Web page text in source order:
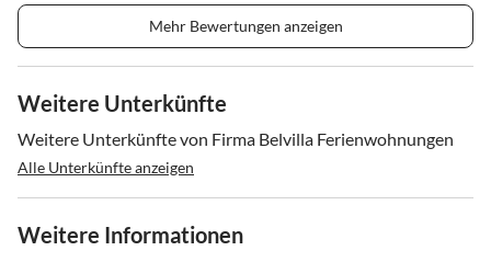
Mehr Bewertungen anzeigen
Weitere Unterkünfte
Weitere Unterkünfte von Firma Belvilla Ferienwohnungen
Alle Unterkünfte anzeigen
Weitere Informationen